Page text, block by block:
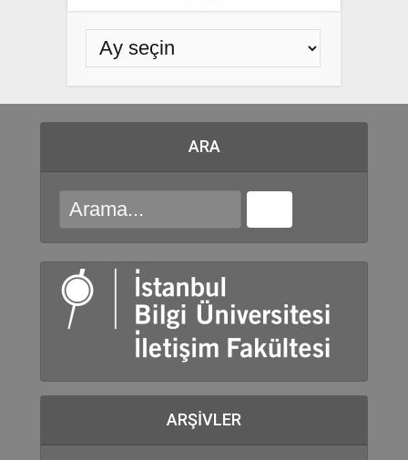
ARA
ARŞIVLER